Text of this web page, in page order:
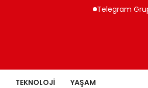
Telegram Grupları
TEKNOLOJI YAŞAM